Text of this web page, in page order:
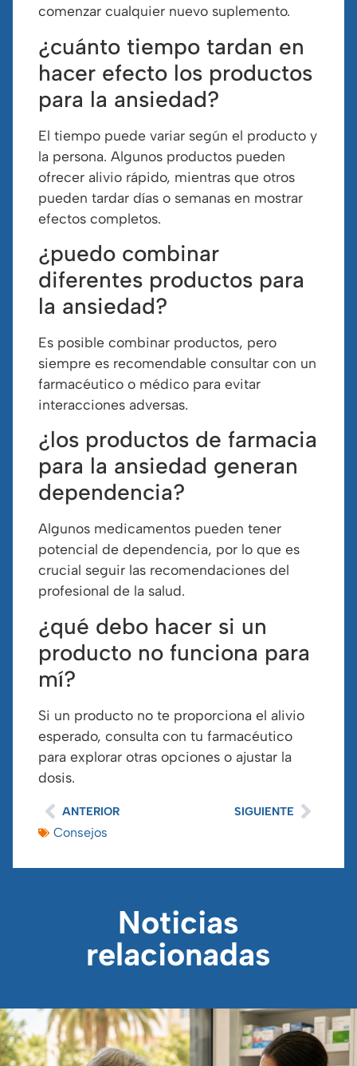
comenzar cualquier nuevo suplemento.
¿cuánto tiempo tardan en
hacer efecto los productos
para la ansiedad?
El tiempo puede variar según el producto y
la persona. Algunos productos pueden
ofrecer alivio rápido, mientras que otros
pueden tardar días o semanas en mostrar
efectos completos.
¿puedo combinar
diferentes productos para
la ansiedad?
Es posible combinar productos, pero
siempre es recomendable consultar con un
farmacéutico o médico para evitar
interacciones adversas.
¿los productos de farmacia
para la ansiedad generan
dependencia?
Algunos medicamentos pueden tener
potencial de dependencia, por lo que es
crucial seguir las recomendaciones del
profesional de la salud.
¿qué debo hacer si un
producto no funciona para
mí?
Si un producto no te proporciona el alivio
esperado, consulta con tu farmacéutico
para explorar otras opciones o ajustar la
dosis.
ANTERIOR SIGUIENTE
Consejos
Noticias
relacionadas